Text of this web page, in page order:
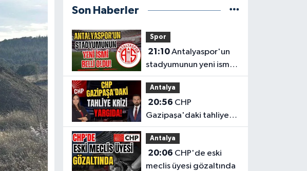
Son Haberler
Spor
21:10Antalyaspor'un
stadyumunun yeni ismi
belli oldu!
Antalya
20:56
Gazipaşa'daki tahliye
krizi yargıda!
Antalya
20:06
meclis üyesi gözaltında